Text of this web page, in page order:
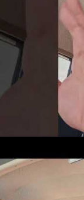
ist
Mannheimer
Sammler